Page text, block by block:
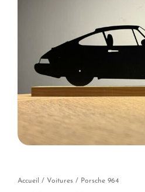
Accueil / Voitures / Porsche 964